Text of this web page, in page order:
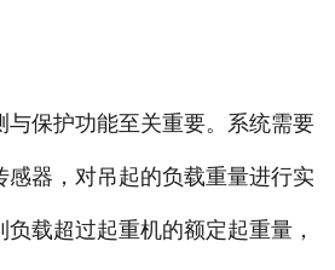
保护功能至关重要。系统需要
感器，对吊起的负载重量进行实
载超过起重机的额定起重量，